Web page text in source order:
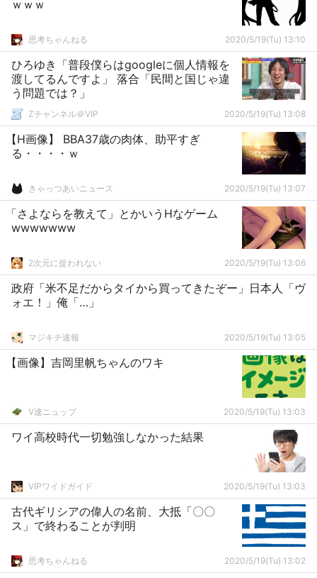
ｗｗｗ
思考ちゃんねる 2020/5/19(Tu) 13:10
ひろゆき「普段僕らはgoogleに個人情報を
渡してるんですよ」 落合「民間と国じゃ違
う問題では？」
Zチャンネル＠VIP 2020/5/19(Tu) 13:08
【H画像】 BBA37歳の肉体、助平すぎ
る・・・・ｗ
きゃっつあいニュース 2020/5/19(Tu) 13:07
「さよならを教えて」とかいうHなゲーム
wwwwwww
2次元に捉われない 2020/5/19(Tu) 13:06
政府「米不足だからタイから買ってきたぞー」日本人「ヴ
ォエ！」俺「…」
マジキチ速報 2020/5/19(Tu) 13:05
【画像】吉岡里帆ちゃんのワキ
V速ニュップ 2020/5/19(Tu) 13:03
ワイ高校時代一切勉強しなかった結果
VIPワイドガイド 2020/5/19(Tu) 13:03
古代ギリシアの偉人の名前、大抵「〇〇
ス」で終わることが判明
思考ちゃんねる 2020/5/19(Tu) 13:02